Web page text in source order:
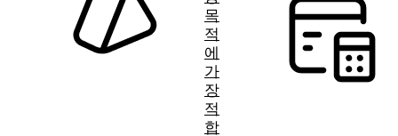
목
적
에
가
장
적
합